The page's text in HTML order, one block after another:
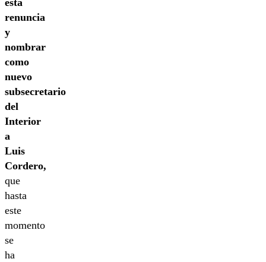
esta
renuncia
y
nombrar
como
nuevo
subsecretario
del
Interior
a
Luis
Cordero,
que
hasta
este
momento
se
ha